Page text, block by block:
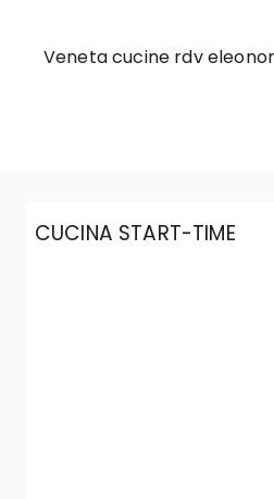
Veneta cucine rdv
CUCINA START-TIME